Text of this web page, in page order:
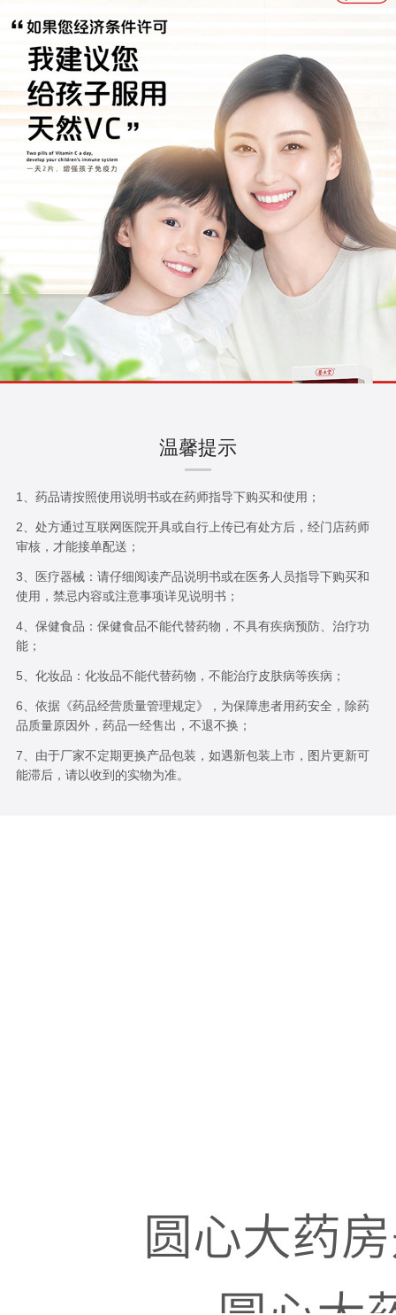
温馨提示
1、药品请按照使用说明书或在药师指导下购买和使用；
2、处方通过互联网医院开具或自行上传已有处方后，经门店药师
审核，才能接单配送；
3、医疗器械：请仔细阅读产品说明书或在医务人员指导下购买和
使用，禁忌内容或注意事项详见说明书；
4、保健食品：保健食品不能代替药物，不具有疾病预防、治疗功
能；
5、化妆品：化妆品不能代替药物，不能治疗皮肤病等疾病；
6、依据《药品经营质量管理规定》，为保障患者用药安全，除药
品质量原因外，药品一经售出，不退不换；
7、由于厂家不定期更换产品包装，如遇新包装上市，图片更新可
能滞后，请以收到的实物为准。